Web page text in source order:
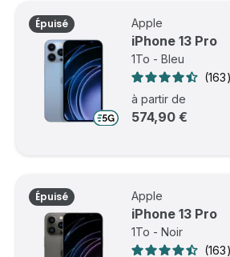
Épuisé Apple
iPhone 13 Pro
1To - Bleu
163
à partir de
574,90 €
Épuisé Apple
iPhone 13 Pro
1To - Noir
163